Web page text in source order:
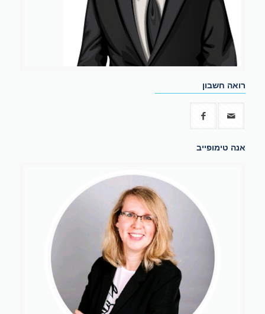
רואה חשבון
אנה טימופייב